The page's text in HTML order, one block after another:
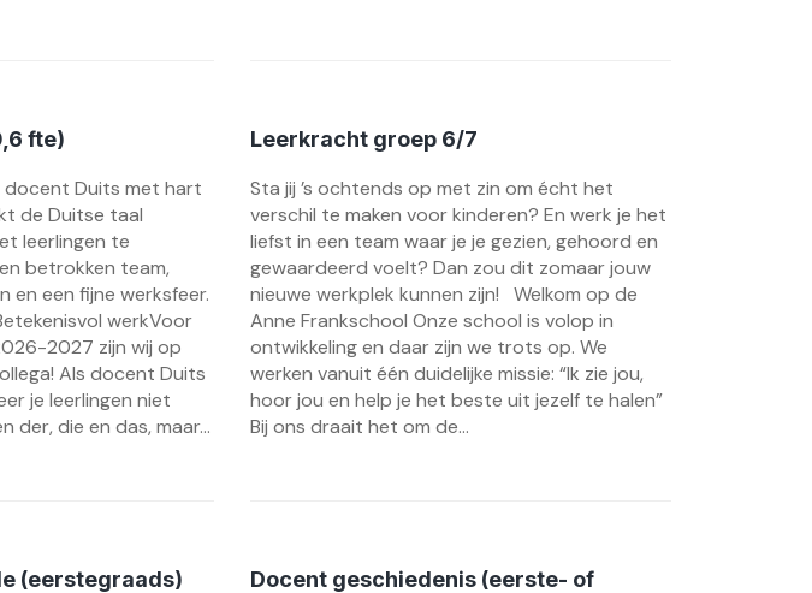
fte)
docent Duits met hart
de Duitse taal
leerlingen te
betrokken team,
en een fijne werksfeer.
werkVoor
2027 zijn wij op
Als docent Duits
je leerlingen niet
der, die en das, maar...
Leerkracht groep 6/7
Sta jij ’s ochtends op met zin om écht het
verschil te maken voor kinderen? En werk je het
liefst in een team waar je je gezien, gehoord en
gewaardeerd voelt? Dan zou dit zomaar jouw
nieuwe werkplek kunnen zijn! Welkom op de
Anne Frankschool Onze school is volop in
ontwikkeling en daar zijn we trots op. We
werken vanuit één duidelijke missie: “Ik zie jou,
hoor jou en help je het beste uit jezelf te halen”
Bij ons draait het om de...
(eerstegraads)
Docent geschiedenis (eerste- of